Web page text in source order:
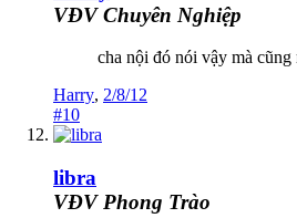
VĐV Chuyên Nghiệp
cha nội đó nói vậy mà
Harry, 2/8/12
#10
libra
VĐV Phong Trào